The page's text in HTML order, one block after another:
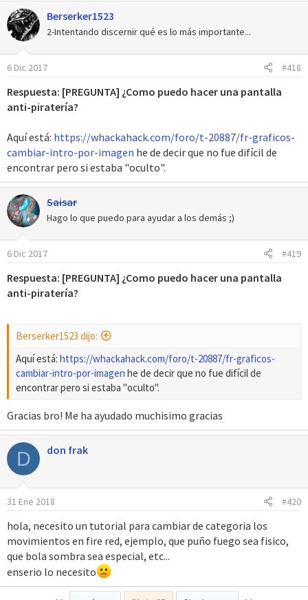
Berserker1523
2-Intentando discernir qué es lo más importante...
6 Dic 2017 #418
Respuesta: [PREGUNTA] ¿Como puedo hacer una pantalla
anti-piratería?
Aquí está: https://whackahack.com/foro/t-20887/fr-graficos-
cambiar-intro-por-imagen he de decir que no fue difícil de
encontrar pero si estaba "oculto".
Saisar
Hago lo que puedo para ayudar a los demás ;)
6 Dic 2017 #419
Respuesta: [PREGUNTA] ¿Como puedo hacer una pantalla
anti-piratería?
Berserker1523 dijo:
Aquí está: https://whackahack.com/foro/t-20887/fr-graficos-
cambiar-intro-por-imagen he de decir que no fue difícil de
encontrar pero si estaba "oculto".
Gracias bro! Me ha ayudado muchisimo gracias
D don frak
31 Ene 2018 #420
hola, necesito un tutorial para cambiar de categoria los
movimientos en fire red, ejemplo, que puño fuego sea fisico,
que bola sombra sea especial, etc...
enserio lo necesito